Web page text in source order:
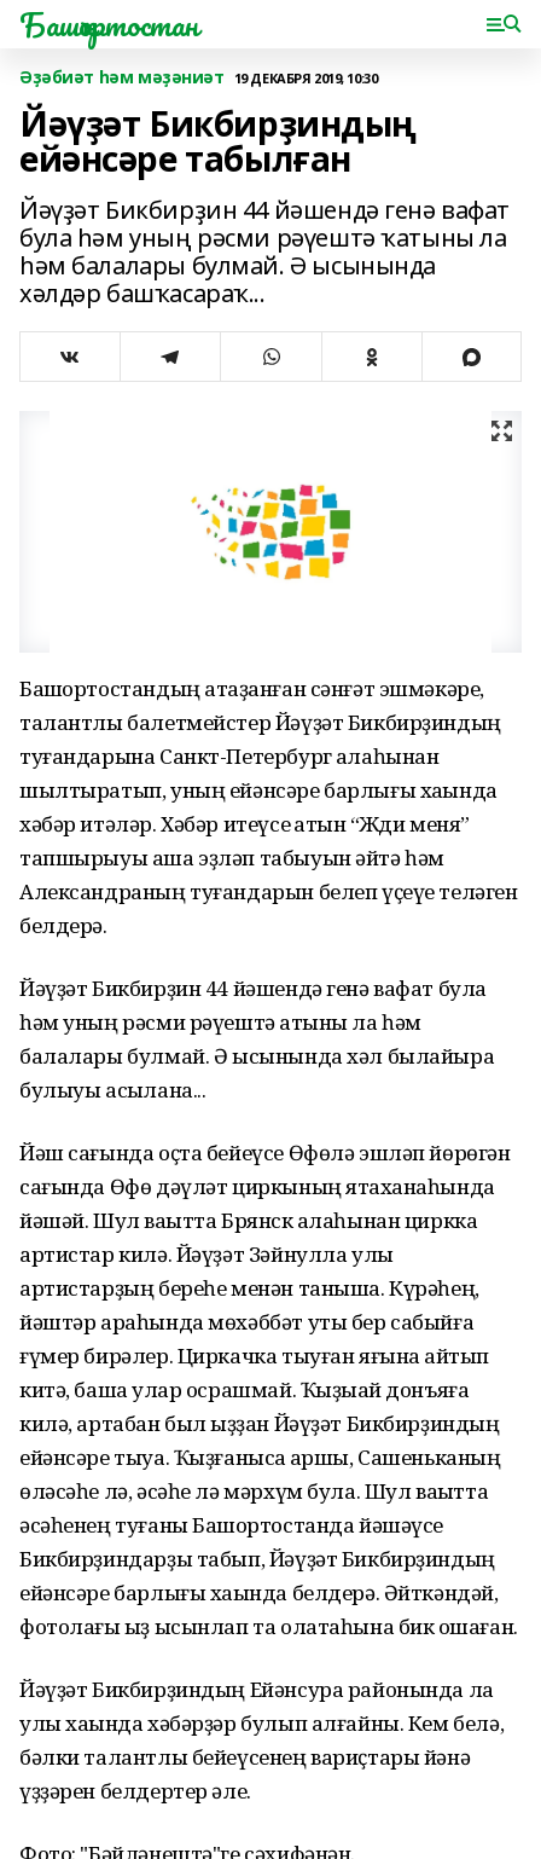
Башҡортостан
Әҙәбиәт һәм мәҙәниәт 19 ДЕКАБРЯ 2019, 10:30
Йәүҙәт Бикбирҙиндың
ейәнсәре табылған
Йәүҙәт Бикбирҙин 44 йәшендә генә вафат
була һәм уның рәсми рәүештә ҡатыны ла
һәм балалары булмай. Ә ысынында
хәлдәр башҡасараҡ...
Башҡортостандың атҡаҙанған сәнғәт эшмәкәре,
талантлы балетмейстер Йәүҙәт Бикбирҙиндың
туғандарына Санкт-Петербург ҡалаһынан
шылтыратып, уның ейәнсәре барлығы хаҡында
хәбәр итәләр. Хәбәр итеүсе ҡатын “Жди меня”
тапшырыуы аша эҙләп табыуын әйтә һәм
Александраның туғандарын белеп үҫеүе теләген
белдерә.
Йәүҙәт Бикбирҙин 44 йәшендә генә вафат була
һәм уның рәсми рәүештә ҡатыны ла һәм
балалары булмай. Ә ысынында хәл былайыраҡ
булыуы асыҡлана...
Йәш сағында оҫта бейеүсе Өфөлә эшләп йөрөгән
сағында Өфө дәүләт циркының ятаҡханаһында
йәшәй. Шул ваҡытта Брянск ҡалаһынан циркка
артистар килә. Йәүҙәт Зәйнулла улы
артистарҙың береһе менән таныша. Күрәһең,
йәштәр араһында мөхәббәт уты бер сабыйға
ғүмер бирәлер. Циркачка тыуған яғына ҡайтып
китә, башҡа улар осрашмай. Ҡыҙыҡай донъяға
килә, артабан был ҡыҙҙан Йәүҙәт Бикбирҙиндың
ейәнсәре тыуа. Ҡыҙғанысҡа ҡаршы, Сашеньканың
өләсәһе лә, әсәһе лә мәрхүм була. Шул ваҡытта
әсәһенең туғаны Башҡортостанда йәшәүсе
Бикбирҙиндарҙы табып, Йәүҙәт Бикбирҙиндың
ейәнсәре барлығы хаҡында белдерә. Әйткәндәй,
фотолағы ҡыҙ ысынлап та олатаһына бик оҡшаған.
Йәүҙәт Бикбирҙиндың Ейәнсура районында ла
улы хаҡында хәбәрҙәр булып алғайны. Кем белә,
бәлки талантлы бейеүсенең вариҫтары йәнә
үҙҙәрен белдертер әле.